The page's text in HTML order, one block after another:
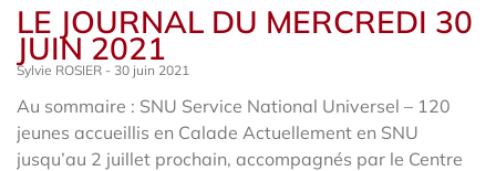
LE JOURNAL DU MERCREDI 30
JUIN 2021
Sylvie ROSIER 30 juin 2021
Au sommaire : SNU Service National Universel – 120
jeunes accueillis en Calade Actuellement en SNU
jusqu’au 2 juillet prochain, accompagnés par le Centre